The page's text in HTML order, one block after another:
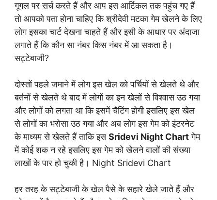
गूगल पर सर्च करते हैं और आप इस आर्टिकल तक पहुंच गए हैं
तो आपको पता होना चाहिए कि श्रीदेवी मटका गेम खेलने के लिए
लोग इसका चार्ट देखना चाहते हैं और इसी के आधार पर अंदाजा
लगाते हैं कि कौन सा नंबर किस नंबर में आ सकता है।
सट्टेबाजी?
दोस्तों पहले जमाने में लोग इस खेल को पर्चियों से खेलते थे और
बर्तनों से खेलते थे बाद में लोगों का इन खेलों से विश्वास उठ गया
और लोगों को लगता था कि इसमें चैटिंग होगी इसलिए इस खेल
से लोगों का भरोसा उठ गया और अब लोग इस गेम को इंटरनेट
के माध्यम से खेलते हैं ताकि इसSridevi Night Chartगेम
में कोई शक न रहे इसलिए इस गेम को खेलने वालों की संख्या
लाखों के पार हो चुकी है। Night Sridevi Chart
हर तरह के सट्टेबाजी के खेल पैसे के सहारे खेले जाते हैं और